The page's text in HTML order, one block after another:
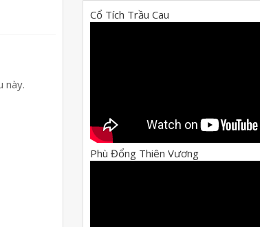
này.
Cổ Tích Trầu Cau
Phù Đổng Thiên Vương